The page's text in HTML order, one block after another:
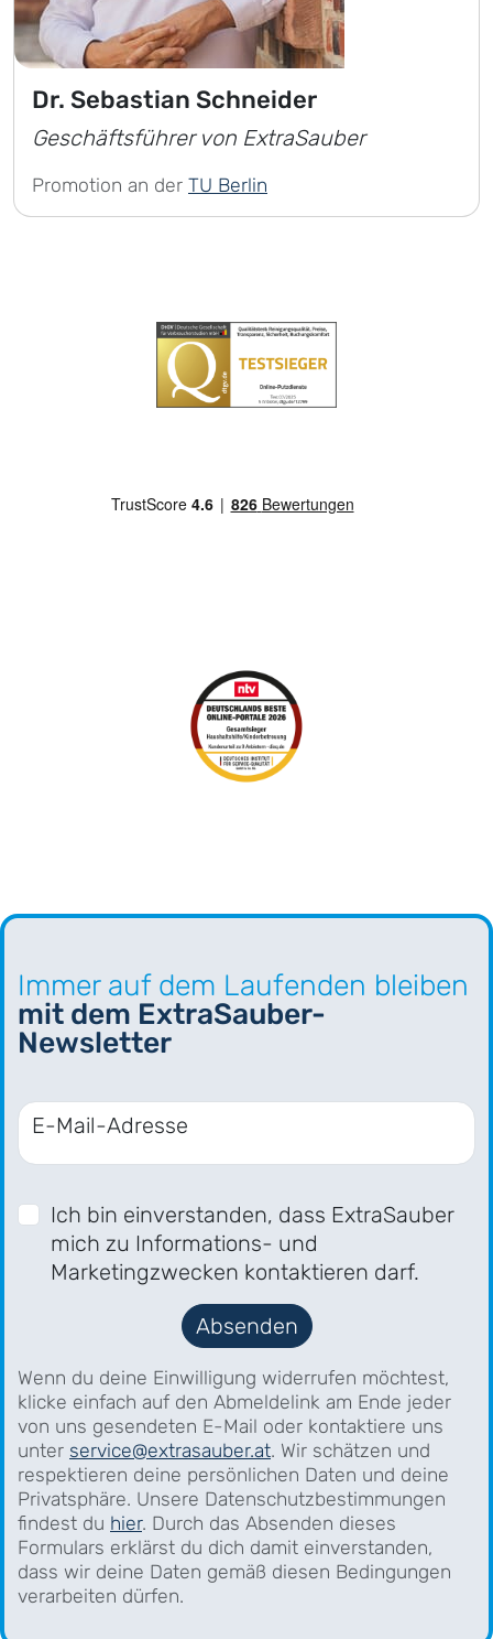
Dr. Sebastian Schneider
Geschäftsführer von ExtraSauber
Promotion an der TU Berlin
Immer auf dem Laufenden bleiben
mit dem ExtraSauber-
Newsletter
E-Mail-Adresse
Ich bin einverstanden, dass ExtraSauber
mich zu Informations- und
Marketingzwecken kontaktieren darf.
Absenden
Wenn du deine Einwilligung widerrufen möchtest,
klicke einfach auf den Abmeldelink am Ende jeder
von uns gesendeten E-Mail oder kontaktiere uns
unter service@extrasauber.at. Wir schätzen und
respektieren deine persönlichen Daten und deine
Privatsphäre. Unsere Datenschutzbestimmungen
findest du hier. Durch das Absenden dieses
Formulars erklärst du dich damit einverstanden,
dass wir deine Daten gemäß diesen Bedingungen
verarbeiten dürfen.